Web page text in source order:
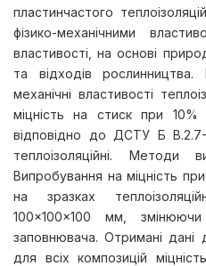
пластинчастого
фізико-механічними
властивості, на основі
та відходів
механічні властивості
міцність на стиск при 10%
відповідно до ДСТУ Б
теплоізоляційні. Методи
Випробування на міцність
на зразках
100×100×100 мм,
заповнювача. Отримані
для всіх композицій